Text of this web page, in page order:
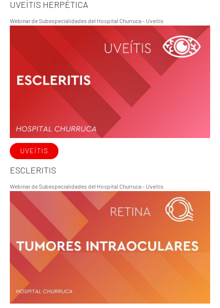
UVEÍTIS HERPÉTICA
Webinar de Subespecialidades del Hospital Churruca - Uveítis
UVEÍTIS
ESCLERITIS
Webinar de Subespecialidades del Hospital Churruca - Uveítis